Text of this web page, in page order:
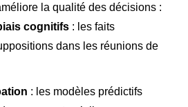
la qualité des décisions :
cognitifs : les faits
dans les réunions de
: les modèles prédictifs